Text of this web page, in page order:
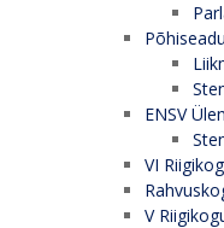
ENSV
VI
V